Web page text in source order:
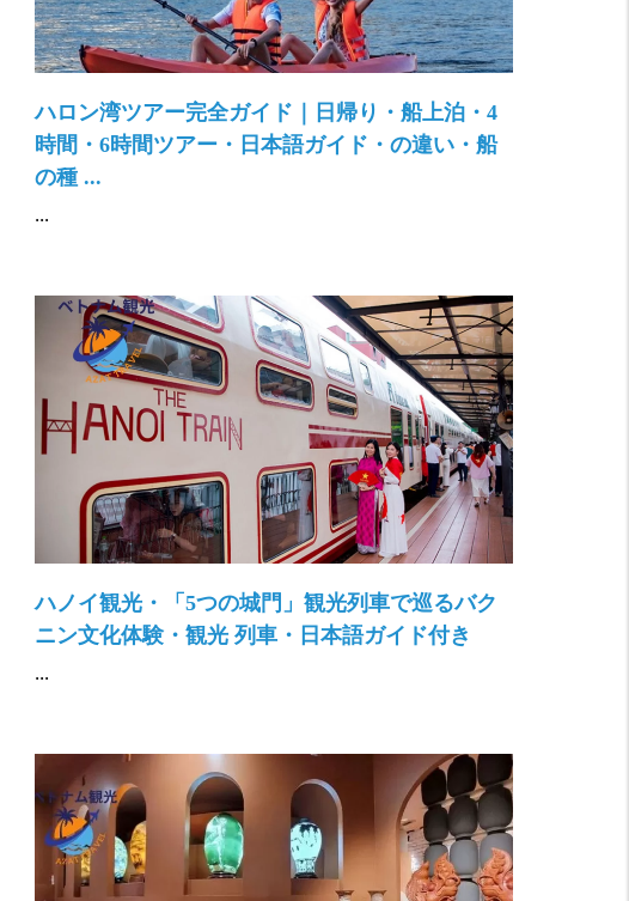
ハロン湾ツアー完全ガイド｜日帰り・船上泊・4
時間・6時間ツアー・日本語ガイド・の違い・船
の種 ...
...
ハノイ観光・「5つの城門」観光列車で巡るバク
ニン文化体験・観光 列車・日本語ガイド付き
...